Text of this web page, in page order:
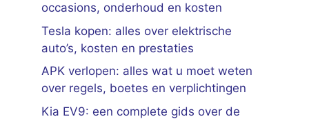
occasions, onderhoud en kosten
Tesla kopen: alles over elektrische
auto’s, kosten en prestaties
APK verlopen: alles wat u moet weten
over regels, boetes en verplichtingen
Kia EV9: een complete gids over de